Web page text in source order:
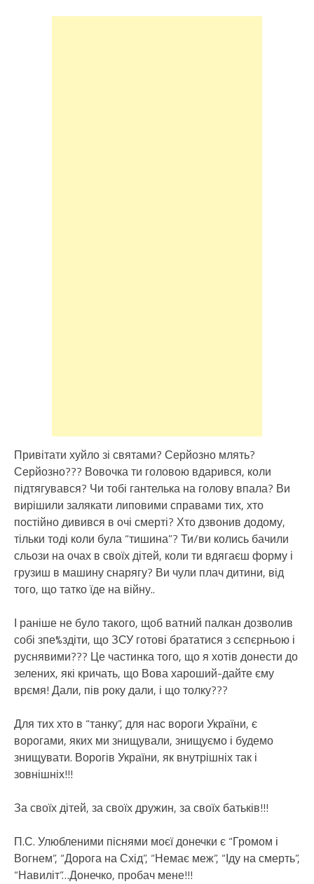
Привітати хуйло зі святами? Серйозно млять?
Серйозно??? Вовочка ти головою вдарився, коли
підтягувався? Чи тобі гантелька на голову впала? Ви
вирішили залякати липовими справами тих, хто
постійно дивився в очі смерті? Хто дзвонив додому,
тільки тоді коли була “тишина”? Ти/ви колись бачили
сльози на очах в своїх дітей, коли ти вдягаєш форму і
грузиш в машину снарягу? Ви чули плач дитини, від
того, що татко їде на війну..
І раніше не було такого, щоб ватний палкан дозволив
собі зпе%здіти, що ЗСУ готові брататися з сєпєрньою і
руснявими??? Це частинка того, що я хотів донести до
зелених, які кричать, що Вова хароший-дайте єму
врємя! Дали, пів року дали, і що толку???
Для тих хто в “танку”, для нас вороги України, є
ворогами, яких ми знищували, знищуємо і будемо
знищувати. Ворогів України, як внутрішніх так і
зовнішніх!!!
За своїх дітей, за своїх дружин, за своїх батьків!!!
П.С. Улюбленими піснями моєї донечки є “Громом і
Вогнем”, “Дорога на Схід”, “Немає меж”, “Іду на смерть”,
“Навиліт”…Донечко, пробач мене!!!